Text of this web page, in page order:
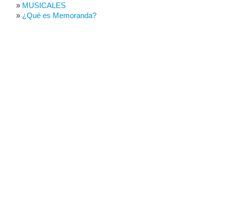
MUSICALES
¿Qué es Memoranda?